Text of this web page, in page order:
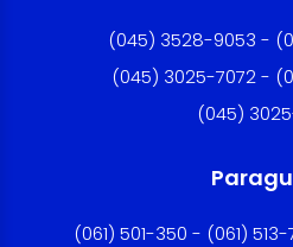
(045) 3528-9053 -
(045) 3025-7072 -
(045)
(061) 501-350 - (061)